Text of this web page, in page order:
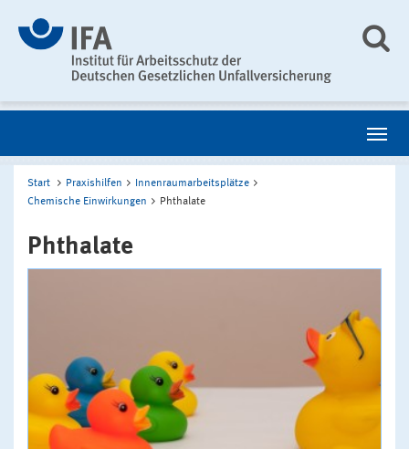
Start Praxishilfen
Innenraumarbeitsplätze
Chemische Einwirkungen
Phthalate
Phthalate